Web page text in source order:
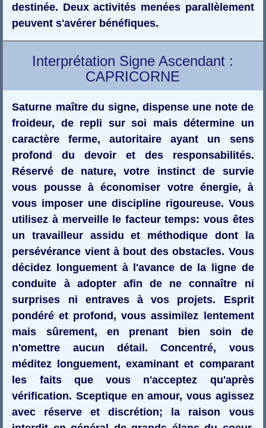
destinée. Deux activités menées parallèlement
peuvent s'avérer bénéfiques.
Interprétation Signe Ascendant :
CAPRICORNE
Saturne maître du signe, dispense une note de
froideur, de repli sur soi mais détermine un
caractère ferme, autoritaire ayant un sens
profond du devoir et des responsabilités.
Réservé de nature, votre instinct de survie
vous pousse à économiser votre énergie, à
vous imposer une discipline rigoureuse. Vous
utilisez à merveille le facteur temps: vous êtes
un travailleur assidu et méthodique dont la
persévérance vient à bout des obstacles. Vous
décidez longuement à l'avance de la ligne de
conduite à adopter afin de ne connaître ni
surprises ni entraves à vos projets. Esprit
pondéré et profond, vous assimilez lentement
mais sûrement, en prenant bien soin de
n'omettre aucun détail. Concentré, vous
méditez longuement, examinant et comparant
les faits que vous n'acceptez qu'après
vérification. Sceptique en amour, vous agissez
avec réserve et discrétion; la raison vous